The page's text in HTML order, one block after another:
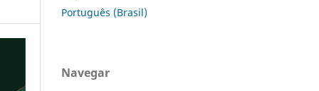
Português (Brasil)
Navegar